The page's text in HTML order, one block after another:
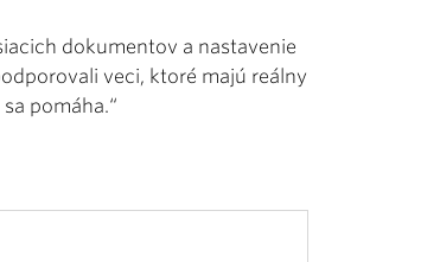
dokumentov a nastavenie
veci, ktoré majú reálny
pomáha.“